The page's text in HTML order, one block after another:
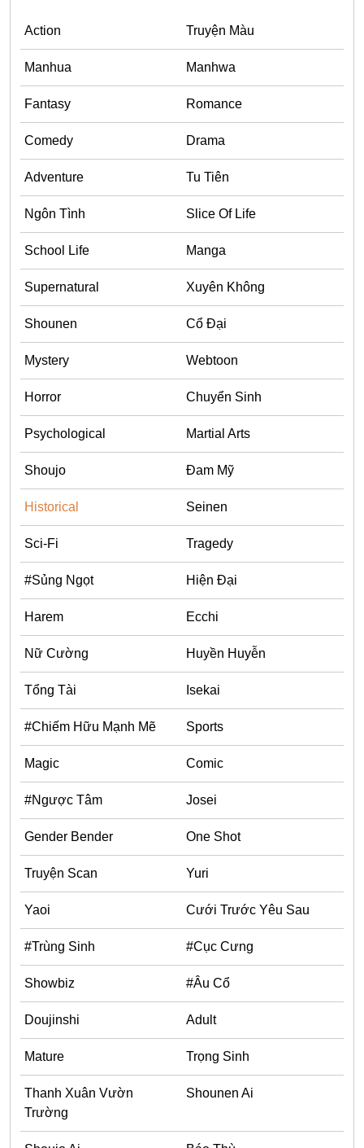
Action Truyện Màu
Manhua Manhwa
Fantasy Romance
Comedy Drama
Adventure Tu Tiên
Ngôn Tình Slice Of Life
School Life Manga
Supernatural Xuyên Không
Shounen Cổ Đại
Mystery Webtoon
Horror Chuyển Sinh
Psychological Martial Arts
Shoujo Đam Mỹ
Historical Seinen
Sci-Fi Tragedy
#Sủng Ngọt Hiện Đại
Harem Ecchi
Nữ Cường Huyền Huyễn
Tổng Tài Isekai
#Chiếm Hữu Mạnh Mẽ Sports
Magic Comic
#Ngược Tâm Josei
Gender Bender One Shot
Truyện Scan Yuri
Yaoi Cưới Trước Yêu Sau
#Trùng Sinh #Cục Cưng
Showbiz #Âu Cổ
Doujinshi Adult
Mature Trọng Sinh
Thanh Xuân Vườn
Trường
Shounen Ai